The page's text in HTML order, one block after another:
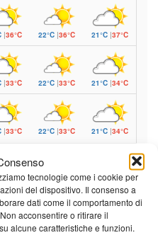
tecnologie come i cookie per
del dispositivo. Il consenso a
dati come il comportamento di
acconsentire o ritirare il
alcune caratteristiche e funzioni.
|36°C 22°C|36°C 21°C |37°C
|33°C 22°C|33°C 21°C |34°C
|33°C 22°C|33°C 21°C |34°C
di: